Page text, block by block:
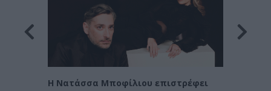
Η Νατάσσα Μποφίλιου επιστρέφει